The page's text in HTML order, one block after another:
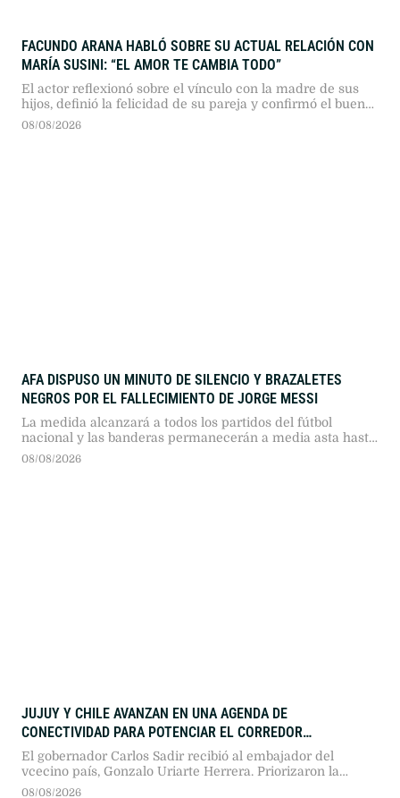
FACUNDO ARANA HABLÓ SOBRE SU ACTUAL RELACIÓN CON
MARÍA SUSINI: “EL AMOR TE CAMBIA TODO”
El actor reflexionó sobre el vínculo con la madre de sus
hijos, definió la felicidad de su pareja y confirmó el buen
momento que atraviesan.
08/08/2026
AFA DISPUSO UN MINUTO DE SILENCIO Y BRAZALETES
NEGROS POR EL FALLECIMIENTO DE JORGE MESSI
La medida alcanzará a todos los partidos del fútbol
nacional y las banderas permanecerán a media asta hasta
el viernes 14 de agosto.
08/08/2026
JUJUY Y CHILE AVANZAN EN UNA AGENDA DE
CONECTIVIDAD PARA POTENCIAR EL CORREDOR
BIOCEÁNICO
El gobernador Carlos Sadir recibió al embajador del
vcecino país, Gonzalo Uriarte Herrera. Priorizaron la
optimización del Paso de Jama, la conectividad digital y la
08/08/2026